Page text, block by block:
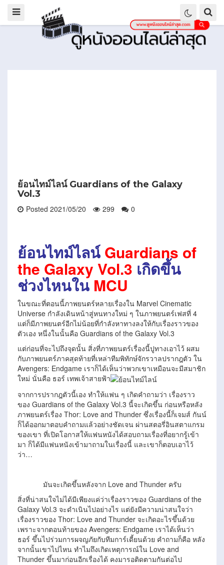
ย้อนไทม์ไลน์ Guardians of the Galaxy
Vol.3
Posted 2021/05/20 299 0
ย้อนไทม์ไลน์Guardians of
the Galaxy Vol.3 เกิดขึ้น
ช่วงไหนใน MCU
ในขณะที่ตอนนี้ภาพยนตร์หลายเรื่องใน Marvel Cinematic
Universe กำลังเดินหน้าสู่หนทางใหม่ ๆ ในภาพยนตร์เฟสที่ 4
แต่ก็มีภาพยนตร์อีกไม่น้อยที่กำลังหาทางลงให้กับเรื่องราวของ
ตัวเอง หนึ่งในนั้นคือ Guardians of the Galaxy Vol.3
แต่ก่อนที่จะไปถึงจุดนั้น สิ่งที่ภาพยนตร์เรื่องนี้ปูทางเอาไว้ ผสม
กับภาพยนตร์ภาคสุดท้ายที่เหล่าทีมพิทักษ์จักรวาลปรากฎตัว ใน
Avengers: Endgame เราก็ได้เห็นว่าพวกเขาเหมือนจะมีสมาชิก
ใหม่ นั่นคือ ธอร์ เทพเจ้าสายฟ้า
จากการปรากฎตัวนี้เอง ทำให้แฟน ๆ เกิดคำถามว่า เรื่องราว
ของ Guardians of the Galaxy Vol.3 นี้จะเกิดขึ้น ก่อนหรือหลัง
ภาพยนตร์เรื่อง Thor: Love and Thunder ซึ่งเรื่องนี้ก็เจมส์ กันน์
ก็ได้ออกมาตอบคำถามแล้วอย่างชัดเจน ผ่านสตอรี่อินสตาแกรม
ของเขา ที่เปิดโอกาสให้แฟนหนังได้สอบถามเรื่องที่อยากรู้เข้า
มา ก็ได้มีแฟนหนังเข้ามาถามในเรื่องนี้ และเขาก็ตอบเอาไว้
ว่า…
มันจะเกิดขึ้นหลังจาก Love and Thunder ครับ
สิ่งที่น่าสนใจไม่ได้มีเพียงแค่ว่าเรื่องราวของ Guardians of the
Galaxy Vol.3 จะดำเนินไปอย่างไร แต่ยังมีความน่าสนใจว่า
เรื่องราวของ Thor: Love and Thunder จะเกิดอะไรขึ้นด้วย
เพราะจากตอนท้ายของ Avengers: Endgame เราได้เห็นว่า
ธอร์ ขึ้นไปร่วมการผจญภัยกับทีมการ์เดี้ยนด้วย คำถามก็คือ หลัง
จากนั้นเขาไปไหน ทำไมถึงเกิดเหตุการณ์ใน Love and
Thunder ขึ้นมาก่อนอีกเรื่องได้ คงมารอติดตามกันต่อไป